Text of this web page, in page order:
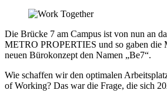
Die Brücke 7 am Campus ist von nun an
METRO PROPERTIES und so gaben die
neuen Bürokonzept den Namen „Be7“.
Wie schaffen wir den optimalen
of Working? Das war die Frage, die sich